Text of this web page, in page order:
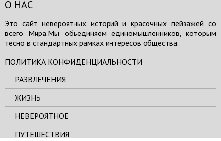
О НАС
Это сайт невероятных историй и красочных пейзажей со
всего Мира.Мы объединяем единомышленников, которым
тесно в стандартных рамках интересов общества.
ПОЛИТИКА КОНФИДЕНЦИАЛЬНОСТИ
РАЗВЛЕЧЕНИЯ
ЖИЗНЬ
НЕВЕРОЯТНОЕ
ПУТЕШЕСТВИЯ